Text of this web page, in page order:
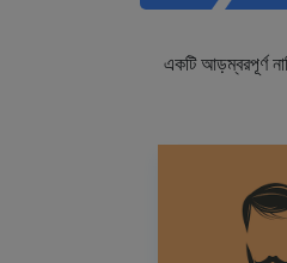
একটি আড়ম্বরপূর্ণ